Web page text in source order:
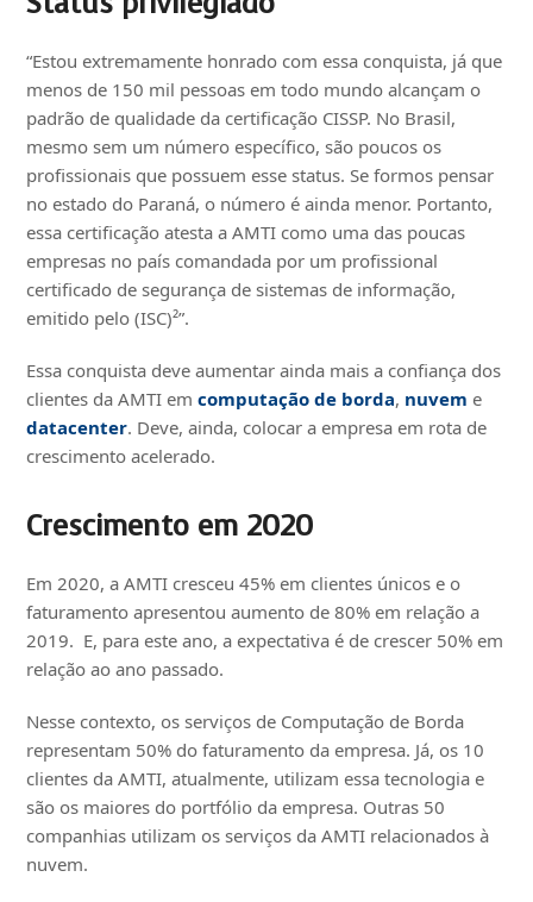
“Estou extremamente honrado com essa conquista, já que
menos de 150 mil pessoas em todo mundo alcançam o
padrão de qualidade da certificação CISSP. No Brasil,
mesmo sem um número específico, são poucos os
profissionais que possuem esse status. Se formos pensar
no estado do Paraná, o número é ainda menor. Portanto,
essa certificação atesta a AMTI como uma das poucas
empresas no país comandada por um profissional
certificado de segurança de sistemas de informação,
emitido pelo (ISC)²”.
Essa conquista deve aumentar ainda mais a confiança dos
clientes da AMTI emcomputação de borda, nuvem e
datacenter. Deve, ainda, colocar a empresa em rota de
crescimento acelerado.
Crescimento em 2020
Em 2020, a AMTI cresceu 45% em clientes únicos e o
faturamento apresentou aumento de 80% em relação a
2019. E, para este ano, a expectativa é de crescer 50% em
relação ao ano passado.
Nesse contexto, os serviços de Computação de Borda
representam 50% do faturamento da empresa. Já, os 10
clientes da AMTI, atualmente, utilizam essa tecnologia e
são os maiores do portfólio da empresa. Outras 50
companhias utilizam os serviços da AMTI relacionados à
nuvem.